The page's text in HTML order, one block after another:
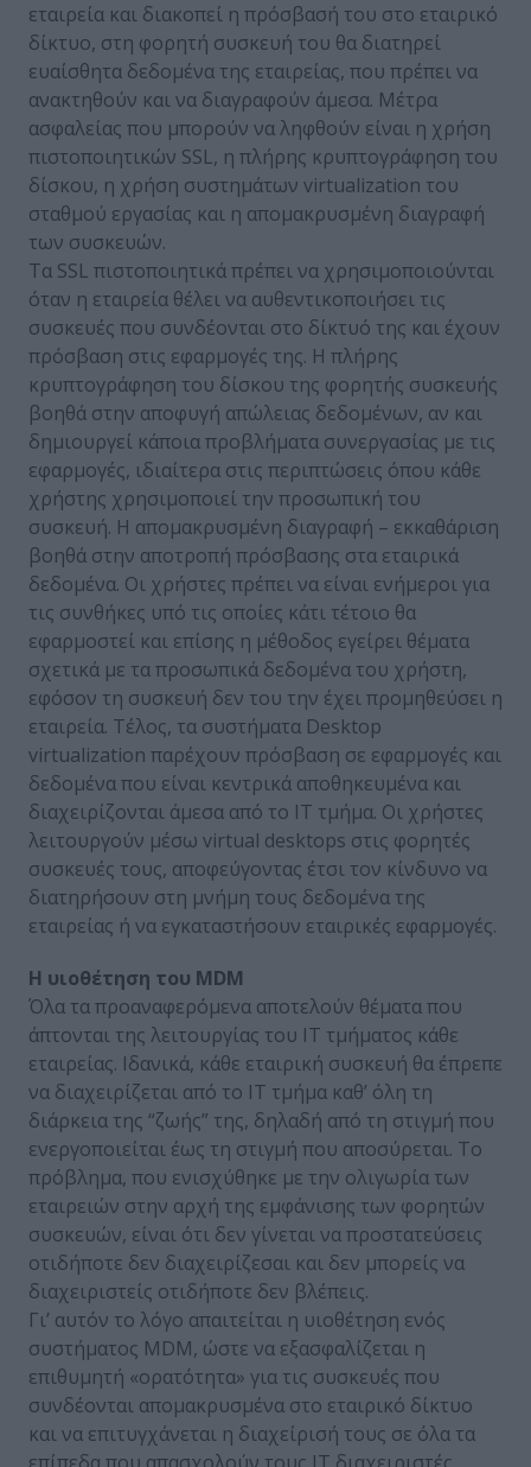
εταιρεία και διακοπεί η πρόσβασή του στο εταιρικό
δίκτυο, στη φορητή συσκευή του θα διατηρεί
ευαίσθητα δεδομένα της εταιρείας, που πρέπει να
ανακτηθούν και να διαγραφούν άμεσα. Μέτρα
ασφαλείας που μπορούν να ληφθούν είναι η χρήση
πιστοποιητικών SSL, η πλήρης κρυπτογράφηση του
δίσκου, η χρήση συστημάτων virtualization του
σταθμού εργασίας και η απομακρυσμένη διαγραφή
των συσκευών.
Τα SSL πιστοποιητικά πρέπει να χρησιμοποιούνται
όταν η εταιρεία θέλει να αυθεντικοποιήσει τις
συσκευές που συνδέονται στο δίκτυό της και έχουν
πρόσβαση στις εφαρμογές της. Η πλήρης
κρυπτογράφηση του δίσκου της φορητής συσκευής
βοηθά στην αποφυγή απώλειας δεδομένων, αν και
δημιουργεί κάποια προβλήματα συνεργασίας με τις
εφαρμογές, ιδιαίτερα στις περιπτώσεις όπου κάθε
χρήστης χρησιμοποιεί την προσωπική του
συσκευή. Η απομακρυσμένη διαγραφή – εκκαθάριση
βοηθά στην αποτροπή πρόσβασης στα εταιρικά
δεδομένα. Οι χρήστες πρέπει να είναι ενήμεροι για
τις συνθήκες υπό τις οποίες κάτι τέτοιο θα
εφαρμοστεί και επίσης η μέθοδος εγείρει θέματα
σχετικά με τα προσωπικά δεδομένα του χρήστη,
εφόσον τη συσκευή δεν του την έχει προμηθεύσει η
εταιρεία. Τέλος, τα συστήματα Desktop
virtualization παρέχουν πρόσβαση σε εφαρμογές και
δεδομένα που είναι κεντρικά αποθηκευμένα και
διαχειρίζονται άμεσα από το ΙΤ τμήμα. Οι χρήστες
λειτουργούν μέσω virtual desktops στις φορητές
συσκευές τους, αποφεύγοντας έτσι τον κίνδυνο να
διατηρήσουν στη μνήμη τους δεδομένα της
εταιρείας ή να εγκαταστήσουν εταιρικές εφαρμογές.
Η υιοθέτηση του MDM
Όλα τα προαναφερόμενα αποτελούν θέματα που
άπτονται της λειτουργίας του ΙΤ τμήματος κάθε
εταιρείας. Ιδανικά, κάθε εταιρική συσκευή θα έπρεπε
να διαχειρίζεται από το ΙΤ τμήμα καθ’ όλη τη
διάρκεια της “ζωής” της, δηλαδή από τη στιγμή που
ενεργοποιείται έως τη στιγμή που αποσύρεται. Το
πρόβλημα, που ενισχύθηκε με την ολιγωρία των
εταιρειών στην αρχή της εμφάνισης των φορητών
συσκευών, είναι ότι δεν γίνεται να προστατεύσεις
οτιδήποτε δεν διαχειρίζεσαι και δεν μπορείς να
διαχειριστείς οτιδήποτε δεν βλέπεις.
Γι’ αυτόν το λόγο απαιτείται η υιοθέτηση ενός
συστήματος MDM, ώστε να εξασφαλίζεται η
επιθυμητή «ορατότητα» για τις συσκευές που
συνδέονται απομακρυσμένα στο εταιρικό δίκτυο
και να επιτυγχάνεται η διαχείρισή τους σε όλα τα